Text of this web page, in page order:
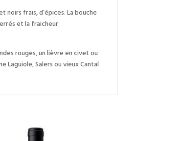
noirs frais, d’épices. La bouche
et la fraicheur
rouges, un lièvre en civet ou
Laguiole, Salers ou vieux Cantal